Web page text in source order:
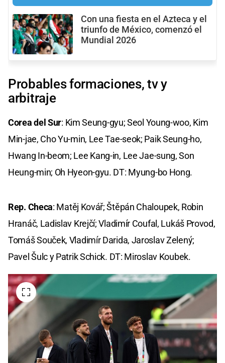
Con una fiesta en el Azteca y el
triunfo de México, comenzó el
Mundial 2026
Probables formaciones, tv y
arbitraje
Corea del Sur: Kim Seung-gyu; Seol Young-woo, Kim
Min-jae, Cho Yu-min, Lee Tae-seok; Paik Seung-ho,
Hwang In-beom; Lee Kang-in, Lee Jae-sung, Son
Heung-min; Oh Hyeon-gyu. DT: Myung-bo Hong.
Rep. Checa: Matěj Kovář; Štěpán Chaloupek, Robin
Hranáč, Ladislav Krejčí; Vladimír Coufal, Lukáš Provod,
Tomáš Souček, Vladimír Darida, Jaroslav Zelený;
Pavel Šulc y Patrik Schick. DT: Miroslav Koubek.